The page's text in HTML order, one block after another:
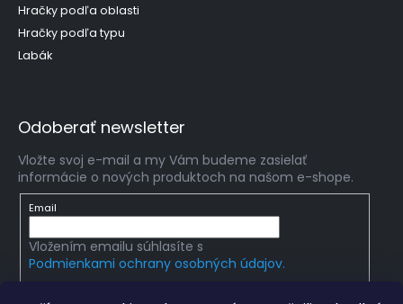
Hračky podľa oblasti
Hračky podľa typu
Labák
Odoberať newsletter
Vložte svoj e-mail a my Vám budeme zasielať
informácie o nových produktoch na našom e-shope.
Email
Vložením emailu súhlasíte s
Podmienkami ochrany osobných údajov.